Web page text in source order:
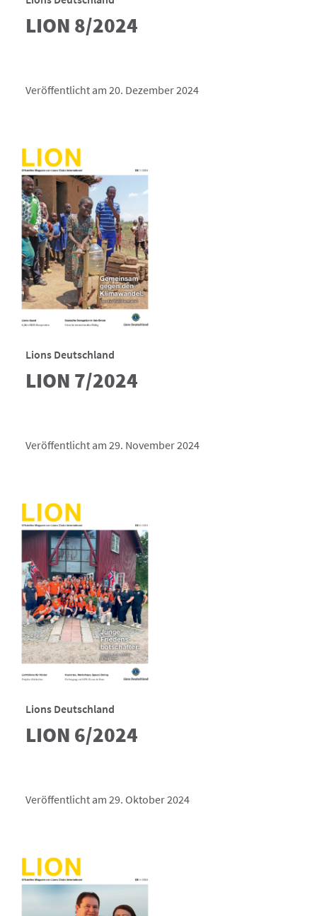
LION 8/2024
Veröffentlicht am 20. Dezember 2024
Lions Deutschland
LION 7/2024
Veröffentlicht am 29. November 2024
Lions Deutschland
LION 6/2024
Veröffentlicht am 29. Oktober 2024